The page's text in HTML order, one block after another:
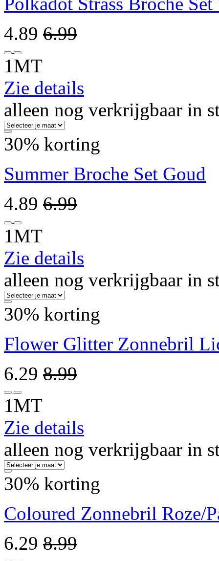
4.89 6.99
1MT
Zie details
alleen nog verkrijgbaar in
30% korting
Summer Broche Set Goud
4.89 6.99
1MT
Zie details
alleen nog verkrijgbaar in
30% korting
Flower Glitter Zonnebril
6.29 8.99
1MT
Zie details
alleen nog verkrijgbaar in
30% korting
Coloured Zonnebril Roze/
6.29 8.99